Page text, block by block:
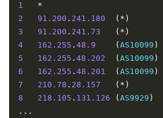
1
*
2
91.200 . 241.180 (*)
3
91.200 . 241.73 (*)
4
162.255 . 48.9 ( AS10099 )
5
162.255 . 48.202 ( AS10099 )
6
162.255 . 48.201 ( AS10099 )
7
210.78 . 28.157 (*)
8
218.105 . 131.126 ( AS9929 )
...